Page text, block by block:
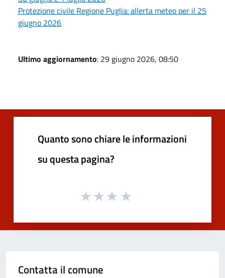
Protezione civile Regione Puglia: allerta meteo per il 25
giugno 2026
Ultimo aggiornamento: 29 giugno 2026, 08:50
Quanto sono chiare le informazioni
su questa pagina?
Contatta il comune